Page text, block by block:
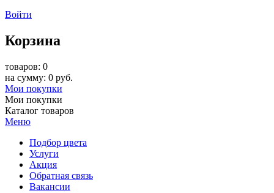
Войти
Корзина
товаров: 0
на сумму: 0 руб.
Мои покупки
Мои покупки
Каталог товаров
Меню
Подбор цвета
Услуги
Акция
Обратная связь
Вакансии